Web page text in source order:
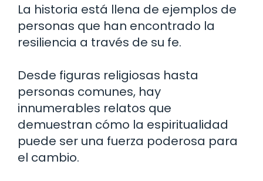
La historia está llena de ejemplos de
personas que han encontrado la
resiliencia a través de su fe.
Desde figuras religiosas hasta
personas comunes, hay
innumerables relatos que
demuestran cómo la espiritualidad
puede ser una fuerza poderosa para
el cambio.